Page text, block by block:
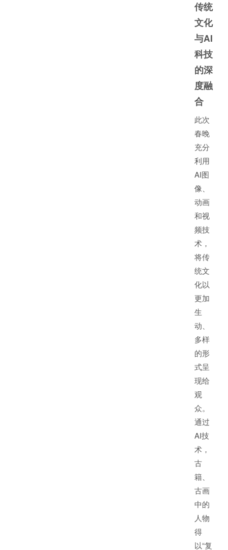
传统
文化
与AI
科技
的深
度融
合
此次
春晚
充分
利用
AI图
像、
动画
和视
频技
术，
将传
统文
化以
更加
生
动、
多样
的形
式呈
现给
观
众。
通过
AI技
术，
古
籍、
古画
中的
人物
得
以“复